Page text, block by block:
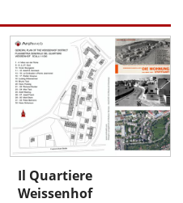
Il Quartiere
Weissenhof